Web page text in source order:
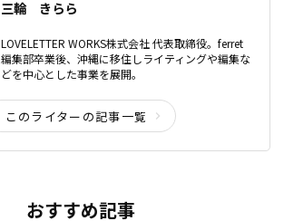
三輪 きらら
LOVELETTER WORKS株式会社 代表取締役。ferret
編集部卒業後、沖縄に移住しライティングや編集な
どを中心とした事業を展開。
このライターの記事一覧
おすすめ記事